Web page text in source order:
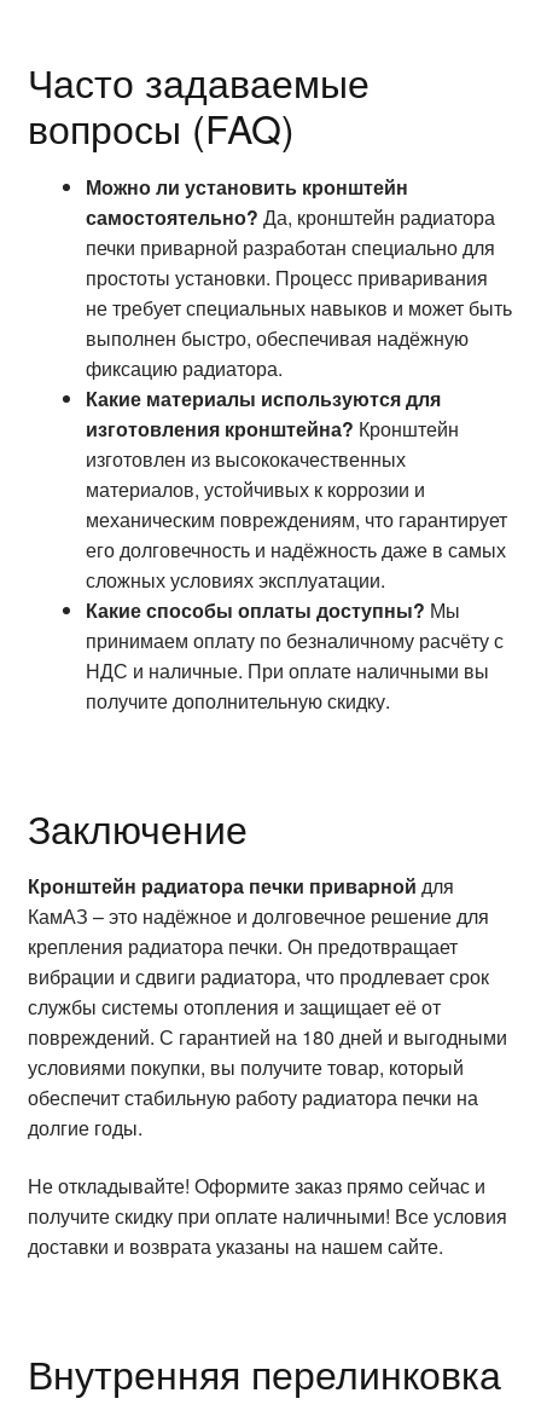
Часто задаваемые
вопросы (FAQ)
Можно ли установить кронштейн
самостоятельно? Да, кронштейн радиатора
печки приварной разработан специально для
простоты установки. Процесс приваривания
не требует специальных навыков и может быть
выполнен быстро, обеспечивая надёжную
фиксацию радиатора.
Какие материалы используются для
изготовления кронштейна? Кронштейн
изготовлен из высококачественных
материалов, устойчивых к коррозии и
механическим повреждениям, что гарантирует
его долговечность и надёжность даже в самых
сложных условиях эксплуатации.
Какие способы оплаты доступны? Мы
принимаем оплату по безналичному расчёту с
НДС и наличные. При оплате наличными вы
получите дополнительную скидку.
Заключение
Кронштейн радиатора печки приварной для
КамАЗ – это надёжное и долговечное решение для
крепления радиатора печки. Он предотвращает
вибрации и сдвиги радиатора, что продлевает срок
службы системы отопления и защищает её от
повреждений. С гарантией на 180 дней и выгодными
условиями покупки, вы получите товар, который
обеспечит стабильную работу радиатора печки на
долгие годы.
Не откладывайте! Оформите заказ прямо сейчас и
получите скидку при оплате наличными! Все условия
доставки и возврата указаны на нашем сайте.
Внутренняя перелинковка